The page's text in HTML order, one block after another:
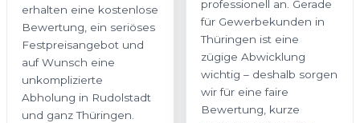
erhalten eine kostenlose
Bewertung, ein seriöses
Festpreisangebot und
auf Wunsch eine
unkomplizierte
Abholung in Rudolstadt
und ganz Thüringen.
für Gewerbekunden in
Thüringen ist eine
zügige Abwicklung
wichtig – deshalb sorgen
wir für eine faire
Bewertung, kurze
Reaktionszeiten und